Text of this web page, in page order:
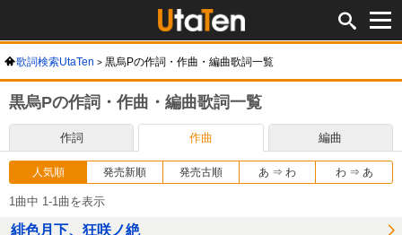
歌詞検索UtaTen 黒烏Pの作詞・作曲・編曲歌詞一覧
黒烏Pの作詞・作曲・編曲歌詞一覧
作詞 作曲 編曲
人気順 発売新順 発売古順 あ ⇒ わ わ ⇒ あ
1曲中 1-1曲を表示
緋色月下、狂咲ノ絶